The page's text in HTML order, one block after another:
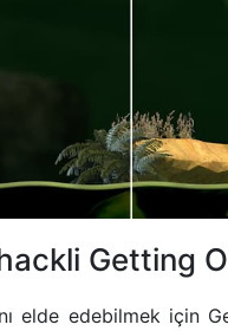
Getting
elde edebilmek